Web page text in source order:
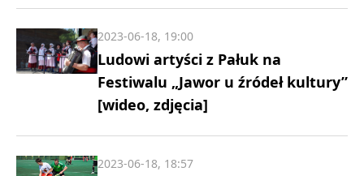
Ludowi artyści z Pałuk na
Festiwalu „Jawor u źródeł kultury”
[wideo, zdjęcia]
2023-06-18, 19:00
2023-06-18, 18:57